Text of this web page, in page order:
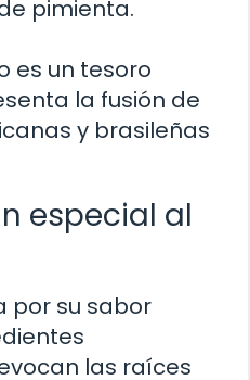
pimienta.
es un tesoro
la fusión de
y brasileñas
especial al
por su sabor
las raíces